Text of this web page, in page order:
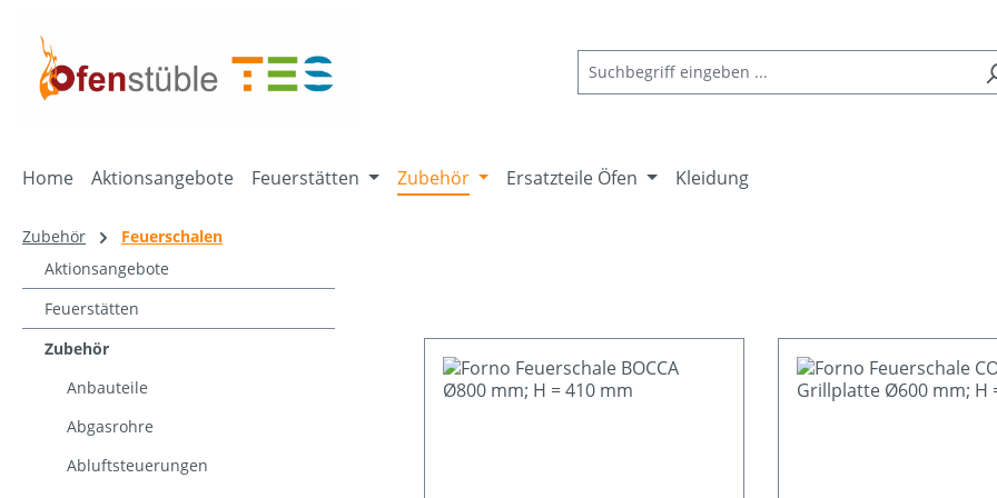
Home Aktionsangebote Feuerstätten Zubehör Ersatzteile Öfen Kleidung
Zubehör
Feuerschalen
Aktionsangebote
Feuerstätten
Zubehör
Anbauteile
Abgasrohre
Abluftsteuerungen